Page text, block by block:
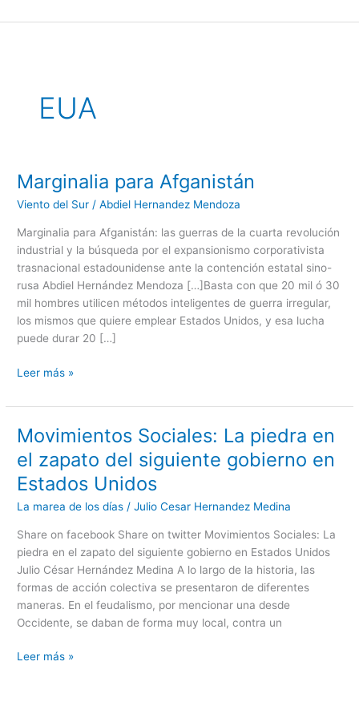
al
EUA
Marginalia para Afganistán
Viento del Sur /Abdiel Hernandez Mendoza
Marginalia para Afganistán: las guerras de la cuarta revolución
industrial y la búsqueda por el expansionismo corporativista
trasnacional estadounidense ante la contención estatal sino-
rusa Abdiel Hernández Mendoza […]Basta con que 20 mil ó 30
mil hombres utilicen métodos inteligentes de guerra irregular,
los mismos que quiere emplear Estados Unidos, y esa lucha
puede durar 20 […]
Marginalia
Afganistán
Leer más »
Movimientos Sociales: La piedra en
el zapato del siguiente gobierno en
Estados Unidos
La marea de los días /Julio Cesar Hernandez Medina
Share on facebook Share on twitter Movimientos Sociales: La
piedra en el zapato del siguiente gobierno en Estados Unidos
Julio César Hernández Medina A lo largo de la historia, las
formas de acción colectiva se presentaron de diferentes
maneras. En el feudalismo, por mencionar una desde
Occidente, se daban de forma muy local, contra un
Movimientos
Sociales:
La
piedra
en
zapato
del
siguiente
gobierno
en
Estados
Leer más »